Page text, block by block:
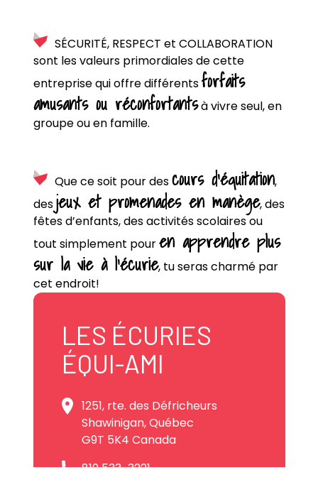
SÉCURITÉ, RESPECT et COLLABORATION
sont les valeurs primordiales de cette
entreprise qui offre différentsforfaits
amusants ou réconfortantsà vivre seul, en
groupe ou en famille.
Que ce soit pour descours d’équitation,
desjeux et promenades en manège, des
fêtes d’enfants, des activités scolaires ou
tout simplement pouren apprendre plus
sur la vie à l’écurie, tu seras charmé par
cet endroit!
LES ÉCURIES
ÉQUI-AMI
1251, rte. des Défricheurs
Shawinigan, Québec
G9T 5K4 Canada
819 533-3221